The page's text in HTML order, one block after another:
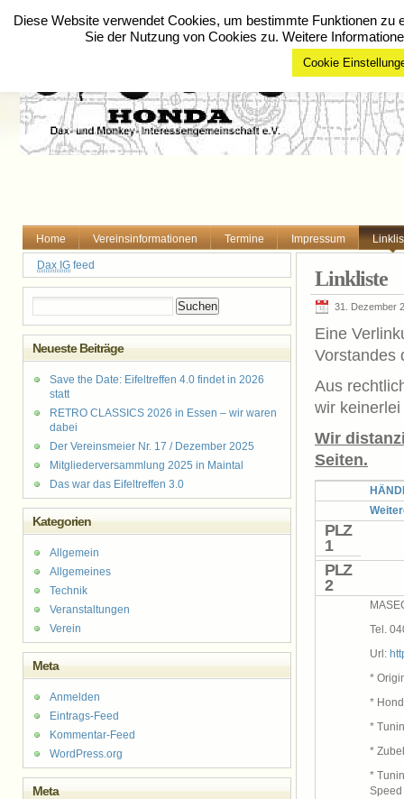
Home Vereinsinformationen Termine Impressum
Linkliste
31. Dezember
Eine
Vorstandes
Aus
wir
Wir
Seiten.
PLZ
1
PLZ
2
Tel.
Url:
*
*
*
*
*
Speed
Dax IG feed
nach:
Neueste Beiträge
Save the Date: Eifeltreffen 4.0 findet in 2026
statt
RETRO CLASSICS 2026 in Essen – wir waren
dabei
Der Vereinsmeier Nr. 17 / Dezember 2025
Mitgliederversammlung 2025 in Maintal
Das war das Eifeltreffen 3.0
Kategorien
Allgemein
Allgemeines
Technik
Veranstaltungen
Verein
Meta
Anmelden
Eintrags-Feed
Kommentar-Feed
WordPress.org
Meta
Diese Website verwendet Cookies, um bestimmte Funktionen
Sie der Nutzung von Cookies zu. Weitere
Cookie